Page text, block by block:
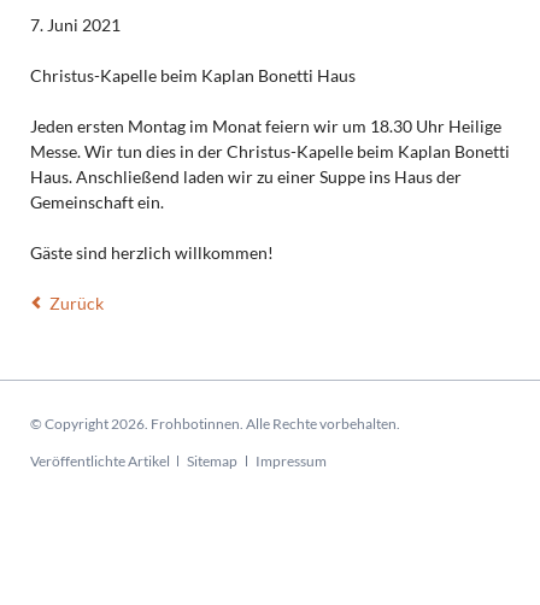
7. Juni 2021
Christus-Kapelle beim Kaplan Bonetti Haus
Jeden ersten Montag im Monat feiern wir um 18.30 Uhr Heilige
Messe. Wir tun dies in der Christus-Kapelle beim Kaplan Bonetti
Haus. Anschließend laden wir zu einer Suppe ins Haus der
Gemeinschaft ein.
Gäste sind herzlich willkommen!
Zurück
© Copyright 2026. Frohbotinnen. Alle Rechte vorbehalten.
Navigation
Veröffentlichte Artikel Sitemap Impressum